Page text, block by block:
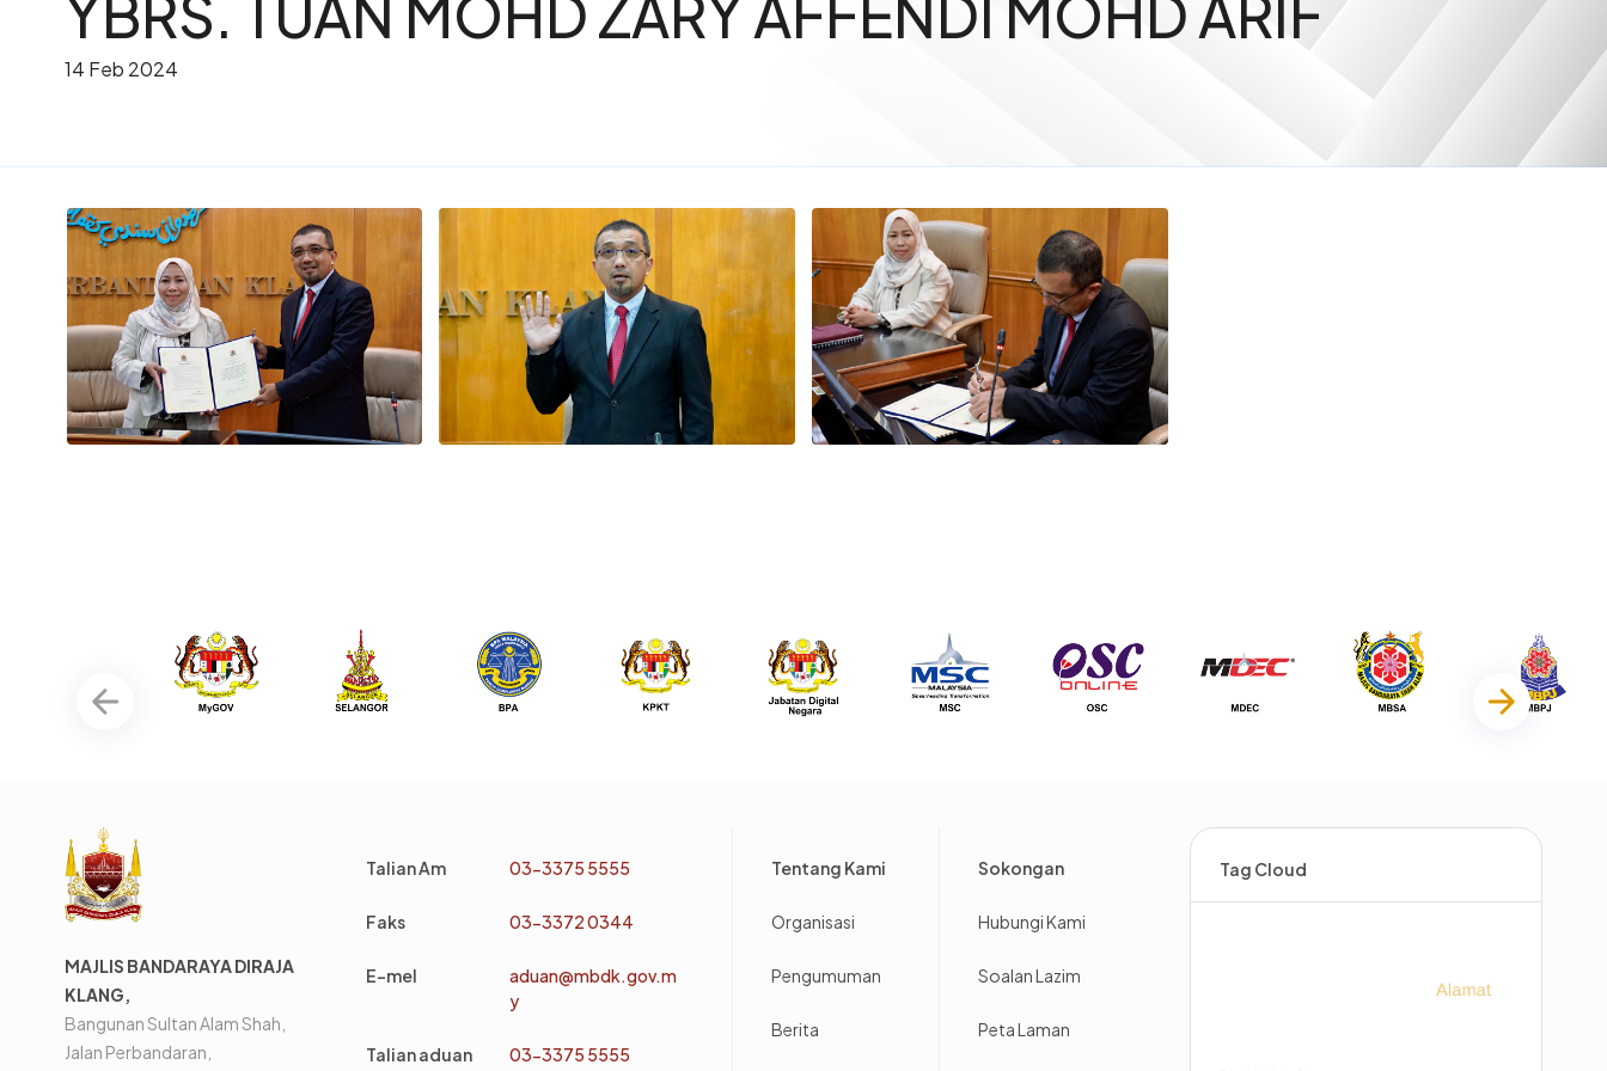
YBRS. TUAN MOHD ZARY AFFENDI MOHD ARIF
14 Feb 2024
MAJLIS BANDARAYA DIRAJA
KLANG,
Bangunan Sultan Alam Shah,
Jalan Perbandaran,
Talian Am 03-3375 5555
Faks 03-3372 0344
E-mel
aduan@mbdk.gov.m
y
Talian aduan 03-3375 5555
Tentang Kami
Organisasi
Pengumuman
Berita
Sokongan
Hubungi Kami
Soalan Lazim
Peta Laman
Tag Cloud